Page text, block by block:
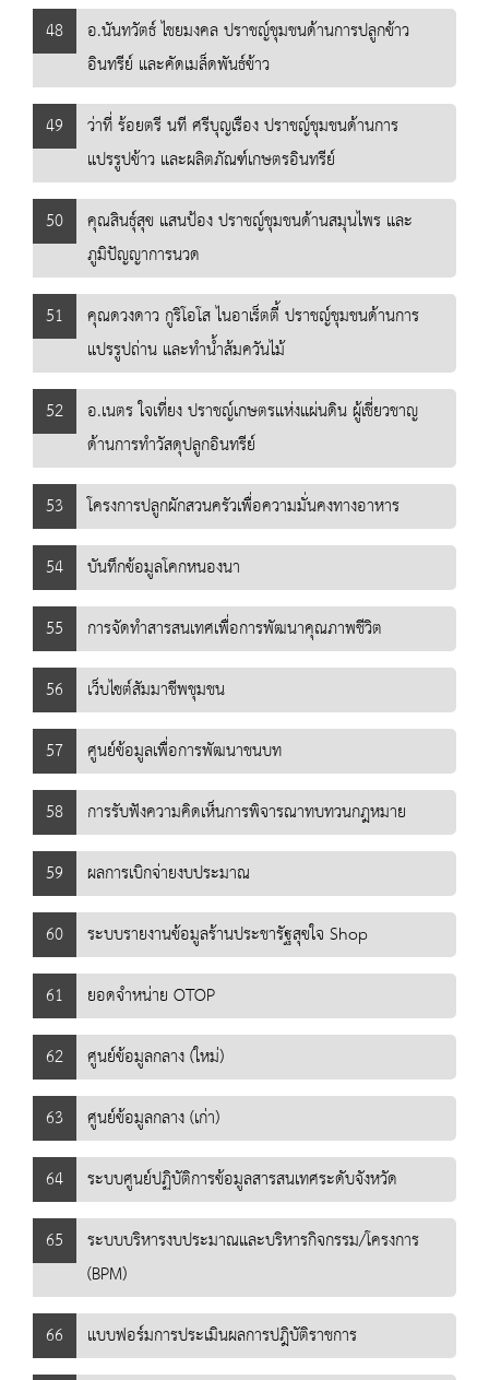
48
อ.นันทวัตธ์ ไชยมงคล ปราชญ์ชุมชนด้านการปลูกข้าว
อินทรีย์ และคัดเมล็ดพันธ์ข้าว
49
ว่าที่ ร้อยตรี นที ศรีบุญเรือง ปราชญ์ชุมชนด้านการ
แปรรูปข้าว และผลิตภัณฑ์เกษตรอินทรีย์
50
คุณสินธุ์สุข แสนป้อง ปราชญ์ชุมชนด้านสมุนไพร และ
ภูมิปัญญาการนวด
51
คุณดวงดาว กูริโอโส ไนอาเร็ตตี้ ปราชญ์ชุมชนด้านการ
แปรรูปถ่าน และทำน้ำส้มควันไม้
52
อ.เนตร ใจเที่ยง ปราชญ์เกษตรแห่งแผ่นดิน ผู้เชี่ยวชาญ
ด้านการทำวัสดุปลูกอินทรีย์
53
โครงการปลูกผักสวนครัวเพื่อความมั่นคงทางอาหาร
54
บันทึกข้อมูลโคกหนองนา
55
การจัดทำสารสนเทศเพื่อการพัฒนาคุณภาพชีวิต
56
เว็บไซต์สัมมาชีพชุมชน
57
ศูนย์ข้อมูลเพื่อการพัฒนาชนบท
58
การรับฟังความคิดเห็นการพิจารณาทบทวนกฎหมาย
59
ผลการเบิกจ่ายงบประมาณ
60
ระบบรายงานข้อมูลร้านประชารัฐสุขใจ Shop
61
ยอดจำหน่าย OTOP
62
ศูนย์ข้อมูลกลาง (ใหม่)​
63
ศูนย์ข้อมูลกลาง (เก่า)
64
ระบบศูนย์ปฏิบัติการข้อมูลสารสนเทศระดับจังหวัด
65
ระบบบริหารงบประมาณและบริหารกิจกรรม/โครงการ
(BPM)
66
แบบฟอร์มการประเมินผลการปฎิบัติราชการ